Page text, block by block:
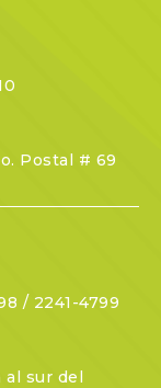
Postal # 69
/ 2241-4799
al sur del